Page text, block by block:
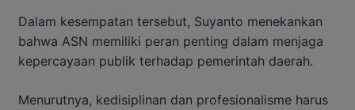
Dalam kesempatan tersebut, Suyanto menekankan
bahwa ASN memiliki peran penting dalam menjaga
kepercayaan publik terhadap pemerintah daerah.
Menurutnya, kedisiplinan dan profesionalisme harus